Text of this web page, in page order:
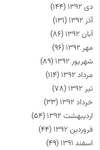
دی ۱۳۹۲
(۱۴۴)
آذر ۱۳۹۲
(۱۳۱)
آبان ۱۳۹۲
(۸۶)
مهر ۱۳۹۲
(۹۶)
شهریور ۱۳۹۲
(۸۹)
مرداد ۱۳۹۲
(۱۱۴)
تیر ۱۳۹۲
(۷۸)
خرداد ۱۳۹۲
(۳۳)
اردیبهشت ۱۳۹۲
(۵۴)
فروردین ۱۳۹۲
(۴۴)
اسفند ۱۳۹۱
(۴۹)